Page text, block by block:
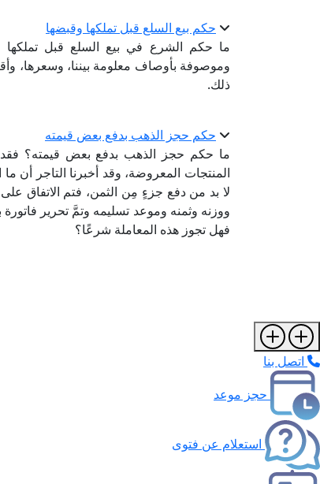
حكم بيع السلع قبل تملكها وقبضها
ما حكم الشرع في بيع السلع قبل
وموصوفة بأوصاف معلومة بيننا، وسعرها،
ذلك.
حكم حجز الذهب بدفع بعض قيمته
ما حكم حجز الذهب بدفع بعض قيمته؟ فقد
المنتجات المعروضة، وقد أخبرنا التاجر أن
لا بد من دفع جزءٍ مِن الثمن، فتم الاتفاق
ووزنه وثمنه وموعد تسليمه وتمَّ تحرير فاتورة
فهل تجوز هذه المعاملة شرعًا؟
اتصل بنا
حجز موعد
استعلام عن فتوى